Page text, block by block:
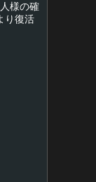
様の確
り復活